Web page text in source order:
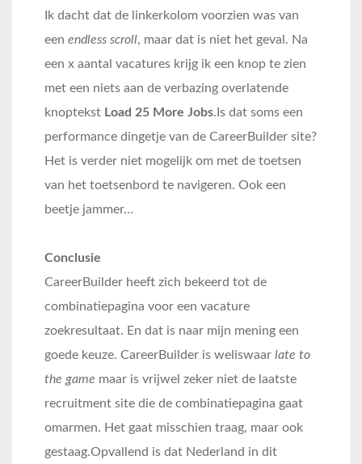
Ik dacht dat de linkerkolom voorzien was van
een endless scroll, maar dat is niet het geval. Na
een x aantal vacatures krijg ik een knop te zien
met een niets aan de verbazing overlatende
knoptekst Load 25 More Jobs.Is dat soms een
performance dingetje van de CareerBuilder site?
Het is verder niet mogelijk om met de toetsen
van het toetsenbord te navigeren. Ook een
beetje jammer…
Conclusie
CareerBuilder heeft zich bekeerd tot de
combinatiepagina voor een vacature
zoekresultaat. En dat is naar mijn mening een
goede keuze. CareerBuilder is weliswaar late to
the game maar is vrijwel zeker niet de laatste
recruitment site die de combinatiepagina gaat
omarmen. Het gaat misschien traag, maar ook
gestaag.Opvallend is dat Nederland in dit